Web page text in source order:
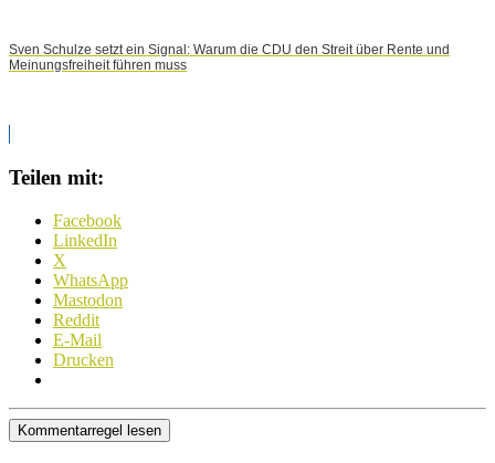
Sven Schulze setzt ein Signal: Warum die CDU den Streit über Rente und
Meinungsfreiheit führen muss
Teilen mit:
Facebook
LinkedIn
X
WhatsApp
Mastodon
Reddit
E-Mail
Drucken
Kommentarregel lesen